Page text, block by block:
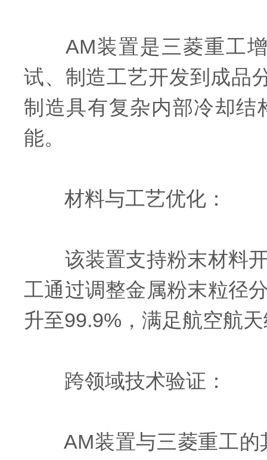
AM装置是三菱重工增
试、制造工艺开发到成品
制造具有复杂内部冷却
能。
材料与工艺优化：
该装置支持粉末材料开
工通过调整金属粉末粒径
升至99.9%，满足航空航
跨领域技术验证：
AM装置与三菱重工的